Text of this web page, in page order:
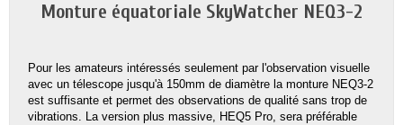
Monture équatoriale SkyWatcher NEQ3-2
Pour les amateurs intéressés seulement par l'observation visuelle
avec un télescope jusqu'à 150mm de diamètre la monture NEQ3-2
est suffisante et permet des observations de qualité sans trop de
vibrations. La version plus massive, HEQ5 Pro, sera préférable